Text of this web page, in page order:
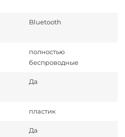
Bluetooth
полностью
беспроводные
Да
пластик
Да